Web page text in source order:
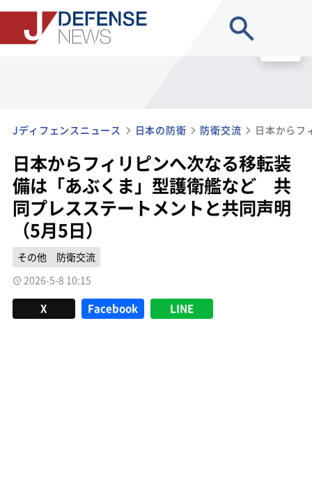
Jディフェンスニュース 日本の防衛 防衛交流
日本からフィリピンへ次なる移転装
備は「あぶくま」型護衛艦など 共
同プレスステートメントと共同声明
（5月5日）
その他
防衛交流
2026-5-8 10:15
X Facebook LINE